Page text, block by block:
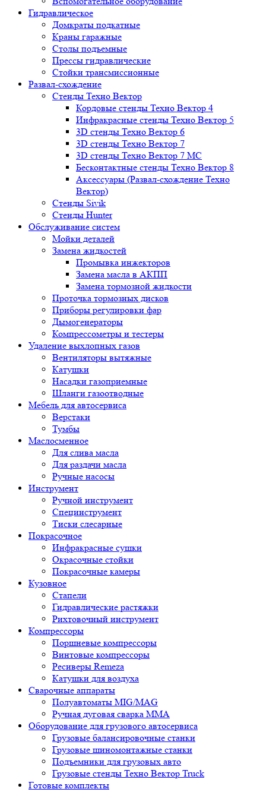
Гидравлическое
Домкраты подкатные
Краны гаражные
Столы подъемные
Прессы гидравлические
Стойки трансмиссионные
Развал-схождение
Стенды Техно Вектор
Кордовые стенды Техно Вектор 4
Инфракрасные стенды Техно Вектор 5
3D стенды Техно Вектор 6
3D стенды Техно Вектор 7
3D стенды Техно Вектор 7 МС
Бесконтактные стенды Техно Вектор 8
Аксессуары (Развал-схождение Техно
Вектор)
Стенды Sivik
Стенды Hunter
Обслуживание систем
Мойки деталей
Замена жидкостей
Промывка инжекторов
Замена масла в АКПП
Замена тормозной жидкости
Проточка тормозных дисков
Приборы регулировки фар
Дымогенераторы
Компрессометры и тестеры
Удаление выхлопных газов
Вентиляторы вытяжные
Катушки
Насадки газоприемные
Шланги газоотводные
Мебель для автосервиса
Верстаки
Тумбы
Маслосменное
Для слива масла
Для раздачи масла
Ручные насосы
Инструмент
Ручной инструмент
Специнструмент
Тиски слесарные
Покрасочное
Инфракрасные сушки
Окрасочные стойки
Покрасочные камеры
Кузовное
Стапели
Гидравлические растяжки
Рихтовочный инструмент
Компрессоры
Поршневые компрессоры
Винтовые компрессоры
Ресиверы Remeza
Катушки для воздуха
Сварочные аппараты
Полуавтоматы MIG/MAG
Ручная дуговая сварка ММА
Оборудование для грузового автосервиса
Грузовые балансировочные станки
Грузовые шиномонтажные станки
Подъемники для грузовых авто
Грузовые стенды Техно Вектор Truck
Готовые комплекты